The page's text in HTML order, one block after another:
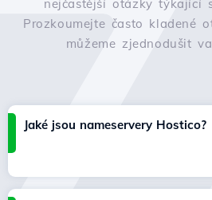
nejčastější otázky týkající
Prozkoumejte často kladené
můžeme zjednodušit
Jaké jsou nameservery Hostico?